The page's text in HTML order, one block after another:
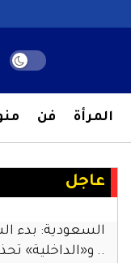
المرأة فن
عاجل
السعودية: بدء
.. و«الداخلية»